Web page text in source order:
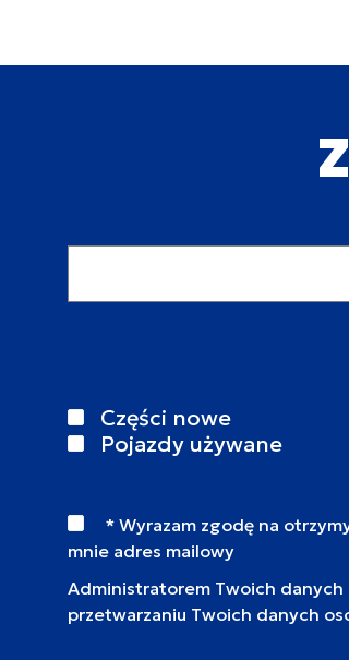
Części nowe
Pojazdy używane
* Wyrazam zgodę na
mnie adres mailowy
Administratorem Twoich danych
przetwarzaniu Twoich danych